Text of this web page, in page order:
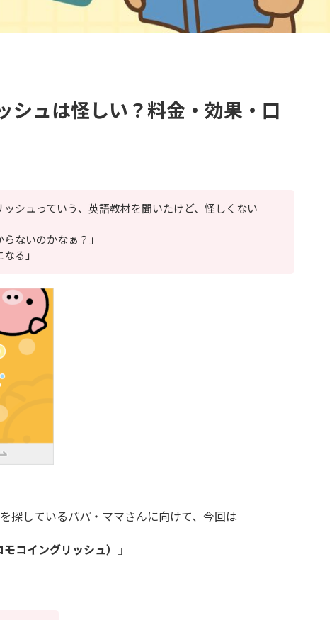
シュは怪しい？料金・効果・口
ッシュっていう、英語教材を聞いたけど、怪しくない
ないのかなぁ？」
る」
探しているパパ・ママさんに向けて、今回は
コイングリッシュ）』